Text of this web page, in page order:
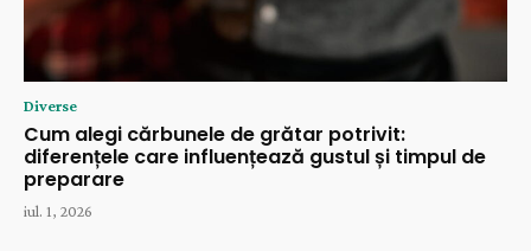
Diverse
Cum alegi cărbunele de grătar potrivit:
diferențele care influențează gustul și timpul de
preparare
iul. 1, 2026